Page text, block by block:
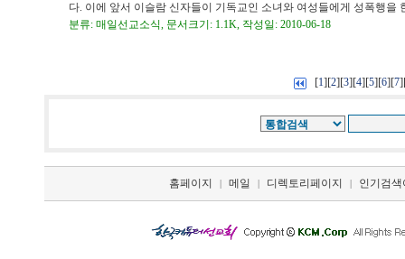
다. 이에 앞서 이슬람 신자들이 기독교인 소녀와 여성들에게 성폭행을
분류: 매일선교소식, 문서크기: 1.1K, 작성일: 2010-06-18
[1][2][3][4][5][6][7
홈페이지 | 메일 | 디렉토리페이지 | 인기검색